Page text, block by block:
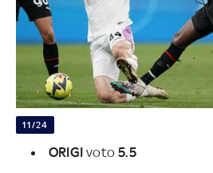
11/24
ORIGI voto5.5